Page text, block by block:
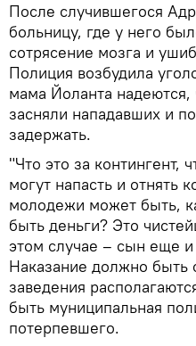
После случившегося
больницу, где у него
сотрясение мозга и
Полиция возбудила
мама Йоланта
засняли нападавших и
задержать.
"Что это за контингент,
могут напасть и отнять
молодежи может быть,
быть деньги? Это
этом случае – сын еще
Наказание должно быть
заведения
быть муниципальная
потерпевшего.